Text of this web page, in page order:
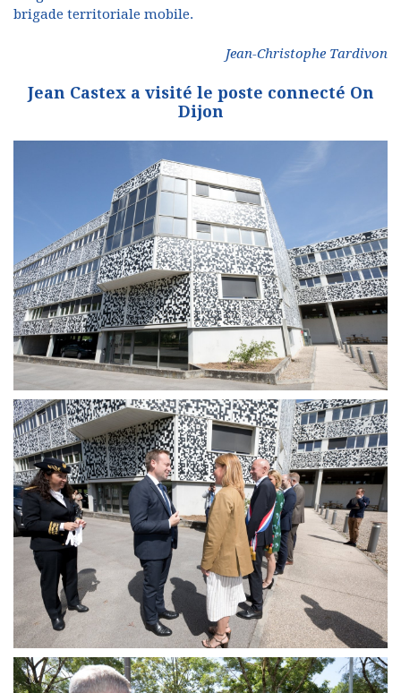
brigade territoriale mobile.
Jean-Christophe Tardivon
Jean Castex a visité le poste connecté On
Dijon